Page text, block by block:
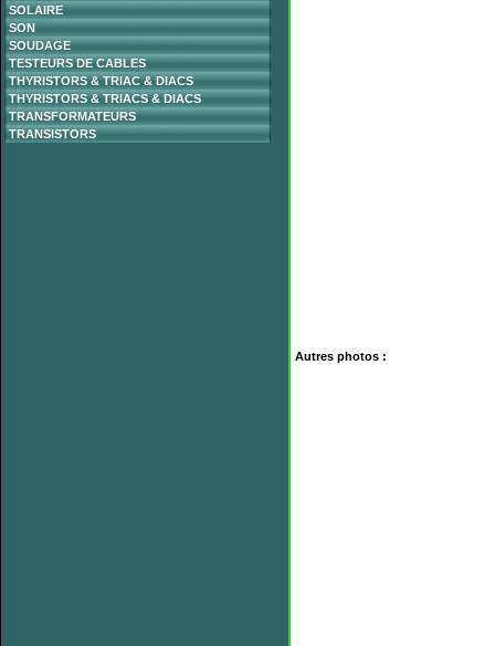
SOLAIRE
SON
SOUDAGE
TESTEURS DE CABLES
THYRISTORS & TRIAC & DIACS
THYRISTORS & TRIACS & DIACS
TRANSFORMATEURS
TRANSISTORS
Autres photos :